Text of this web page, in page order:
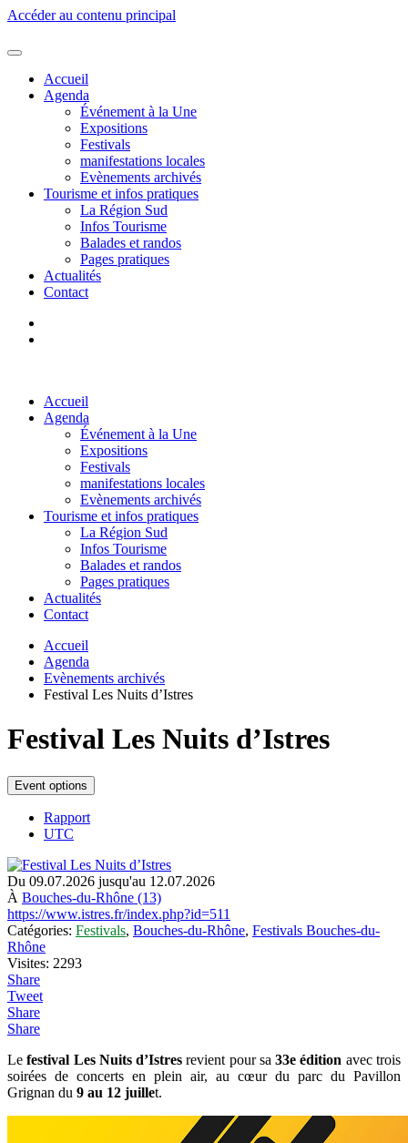
Accéder au contenu principal
Accueil
Agenda
Événement à la Une
Expositions
Festivals
manifestations locales
Evènements archivés
Tourisme et infos pratiques
La Région Sud
Infos Tourisme
Balades et randos
Pages pratiques
Actualités
Contact
Accueil
Agenda
Événement à la Une
Expositions
Festivals
manifestations locales
Evènements archivés
Tourisme et infos pratiques
La Région Sud
Infos Tourisme
Balades et randos
Pages pratiques
Actualités
Contact
Accueil
Agenda
Evènements archivés
Festival Les Nuits d’Istres
Festival Les Nuits d’Istres
Event options
Rapport
UTC
Du 09.07.2026 jusqu'au 12.07.2026
À Bouches-du-Rhône (13)
https://www.istres.fr/index.php?id=511
Catégories: Festivals, Bouches-du-Rhône, Festivals Bouches-du-
Rhône
Visites: 2293
Share
Tweet
Share
Share
Lefestival Les Nuits d’Istres revient pour sa33e édition avec trois
soirées de concerts en plein air, au cœur du parc du Pavillon
Grignan du 9 au 12 juillet.